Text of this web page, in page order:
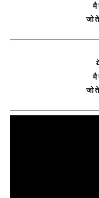
मै
जो
मै
जो